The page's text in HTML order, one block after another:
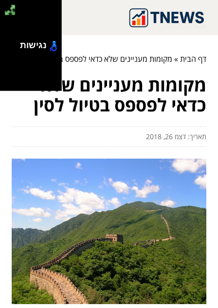
דף הבית» מקומות מעניינים שלא כדאי לפספס בטיול לסין
מקומות מעניינים שלא
כדאי לפספס בטיול לסין
תאריך: דצמ 26, 2018
נגישות